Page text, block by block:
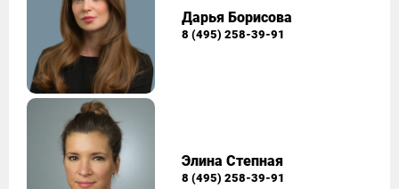
Дарья Борисова
8 (495) 258-39-91
Элина Степная
8 (495) 258-39-91